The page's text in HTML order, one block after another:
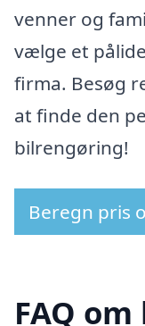
venner og
vælge et
firma. Besøg
at finde den
bilrengøring!
Beregn pris
FAQ